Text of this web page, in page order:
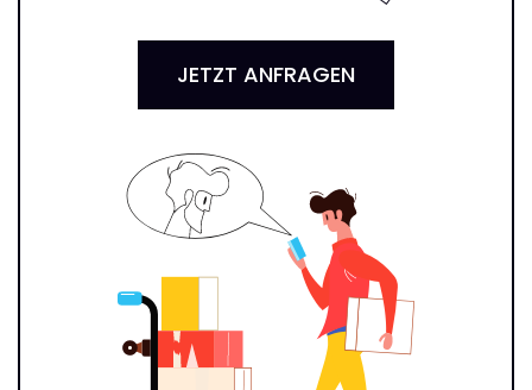
JETZT ANFRAGEN